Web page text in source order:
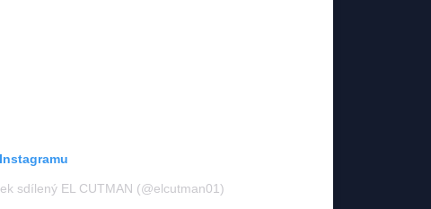
sdílený EL CUTMAN (@elcutman01)